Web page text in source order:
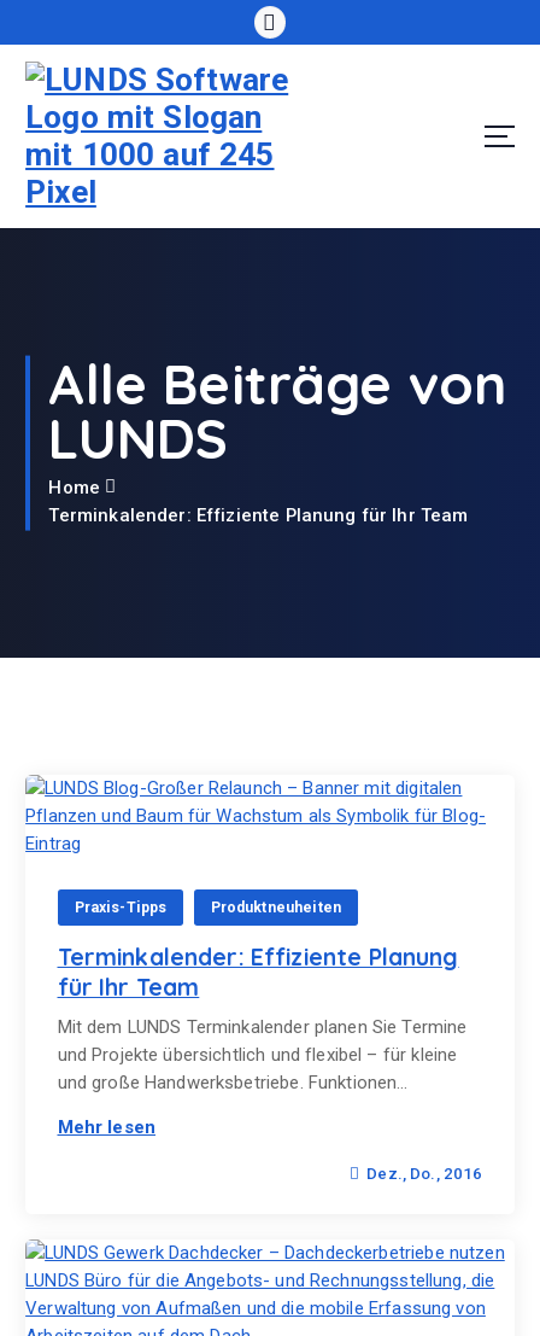
k
n
Alle Beiträge von
LUNDS
Home
Terminkalender: Effiziente Planung für Ihr Team
Praxis-Tipps Produktneuheiten
Terminkalender: Effiziente Planung
für Ihr Team
Mit dem LUNDS Terminkalender planen Sie Termine
und Projekte übersichtlich und flexibel – für kleine
und große Handwerksbetriebe. Funktionen…
Mehr lesen
Dez., Do., 2016